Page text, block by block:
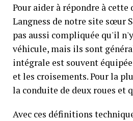
Pour aider à répondre à
Langness de notre site sœur
pas aussi compliquée qu'il
véhicule, mais ils sont
intégrale est souvent
et les croisements. Pour la
la conduite de deux roues et
Avec ces définitions